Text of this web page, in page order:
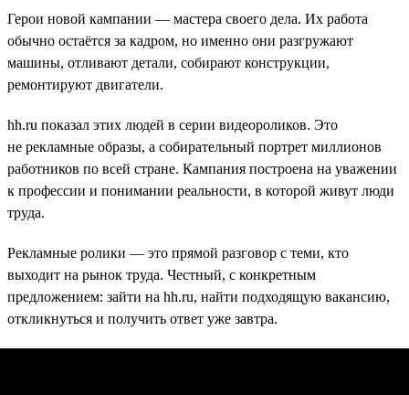
Герои новой кампании — мастера своего дела. Их работа
обычно остаётся за кадром, но именно они разгружают
машины, отливают детали, собирают конструкции,
ремонтируют двигатели.
hh.ru показал этих людей в серии видеороликов. Это
не рекламные образы, а собирательный портрет миллионов
работников по всей стране. Кампания построена на уважении
к профессии и понимании реальности, в которой живут люди
труда.
Рекламные ролики — это прямой разговор с теми, кто
выходит на рынок труда. Честный, с конкретным
предложением: зайти на hh.ru, найти подходящую вакансию,
откликнуться и получить ответ уже завтра.